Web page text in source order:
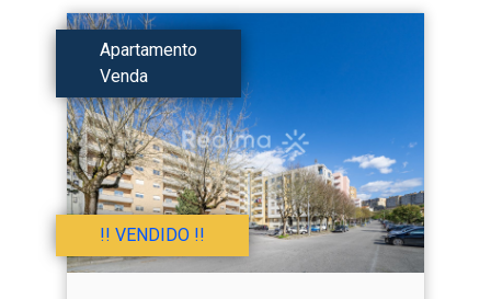
Apartamento
Venda
!! VENDIDO !!